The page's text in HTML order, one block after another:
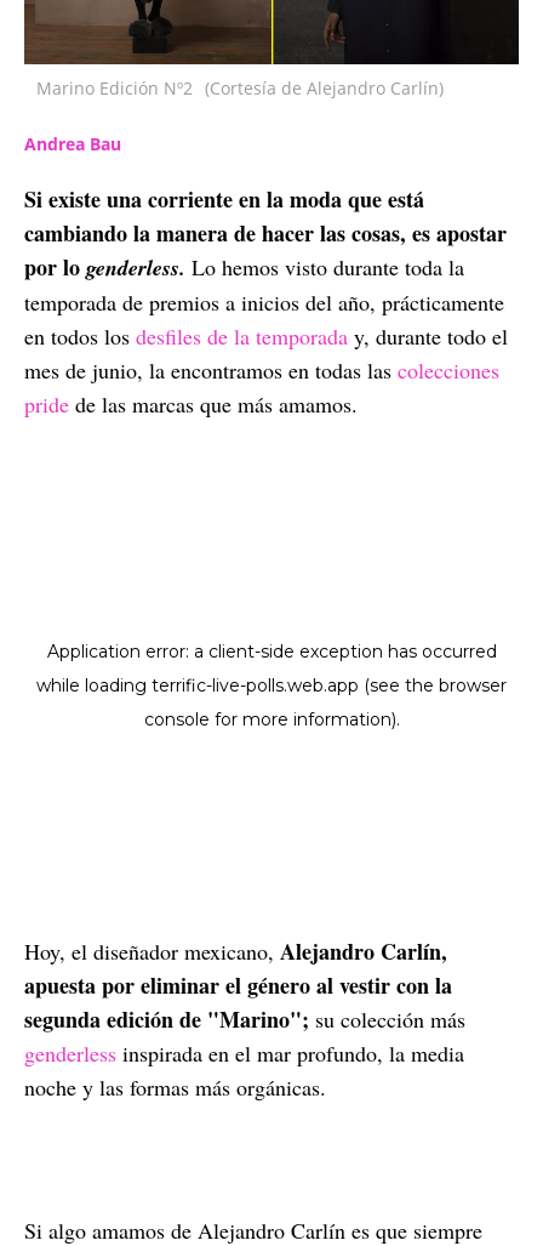
Marino Edición Nº2 (Cortesía de Alejandro Carlín)
Andrea Bau
Si existe una corriente en la moda que está
cambiando la manera de hacer las cosas, es apostar
por lo genderless. Lo hemos visto durante toda la
temporada de premios a inicios del año, prácticamente
en todos los desfiles de la temporada y, durante todo el
mes de junio, la encontramos en todas las colecciones
pride de las marcas que más amamos.
Hoy, el diseñador mexicano, Alejandro Carlín,
apuesta por eliminar el género al vestir con la
segunda edición de "Marino"; su colección más
genderless inspirada en el mar profundo, la media
noche y las formas más orgánicas.
Si algo amamos de Alejandro Carlín es que siempre